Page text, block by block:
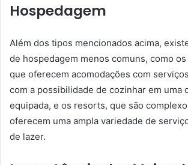
Hospedagem
Além dos tipos mencionados acima,
de hospedagem menos comuns, como
que oferecem acomodações com
com a possibilidade de cozinhar em uma
equipada, e os resorts, que são
oferecem uma ampla variedade de
de lazer.